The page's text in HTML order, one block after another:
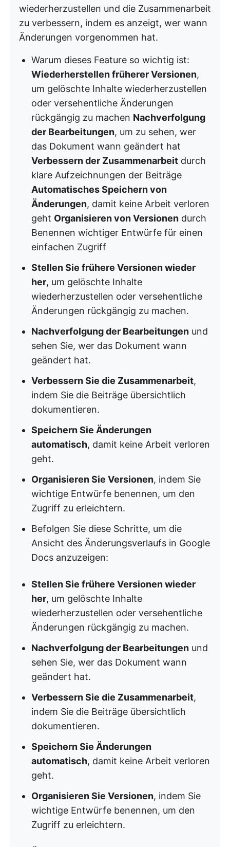
wiederherzustellen und die Zusammenarbeit
zu verbessern, indem es anzeigt, wer wann
Änderungen vorgenommen hat.
Warum dieses Feature so wichtig ist:
Wiederherstellen früherer Versionen,
um gelöschte Inhalte wiederherzustellen
oder versehentliche Änderungen
rückgängig zu machen Nachverfolgung
der Bearbeitungen, um zu sehen, wer
das Dokument wann geändert hat
Verbessern der Zusammenarbeit durch
klare Aufzeichnungen der Beiträge
Automatisches Speichern von
Änderungen, damit keine Arbeit verloren
geht Organisieren von Versionen durch
Benennen wichtiger Entwürfe für einen
einfachen Zugriff
Stellen Sie frühere Versionen wieder
her, um gelöschte Inhalte
wiederherzustellen oder versehentliche
Änderungen rückgängig zu machen.
Nachverfolgung der Bearbeitungen und
sehen Sie, wer das Dokument wann
geändert hat.
Verbessern Sie die Zusammenarbeit,
indem Sie die Beiträge übersichtlich
dokumentieren.
Speichern Sie Änderungen
automatisch, damit keine Arbeit verloren
geht.
Organisieren Sie Versionen, indem Sie
wichtige Entwürfe benennen, um den
Zugriff zu erleichtern.
Befolgen Sie diese Schritte, um die
Ansicht des Änderungsverlaufs in Google
Docs anzuzeigen:
Stellen Sie frühere Versionen wieder
her, um gelöschte Inhalte
wiederherzustellen oder versehentliche
Änderungen rückgängig zu machen.
Nachverfolgung der Bearbeitungen und
sehen Sie, wer das Dokument wann
geändert hat.
Verbessern Sie die Zusammenarbeit,
indem Sie die Beiträge übersichtlich
dokumentieren.
Speichern Sie Änderungen
automatisch, damit keine Arbeit verloren
geht.
Organisieren Sie Versionen, indem Sie
wichtige Entwürfe benennen, um den
Zugriff zu erleichtern.